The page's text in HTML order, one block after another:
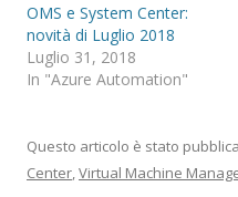
OMS e System Center:
novità di Luglio 2018
Luglio 31, 2018
In "Azure Automation"
Questo articolo è stato
Center,Virtual Machine